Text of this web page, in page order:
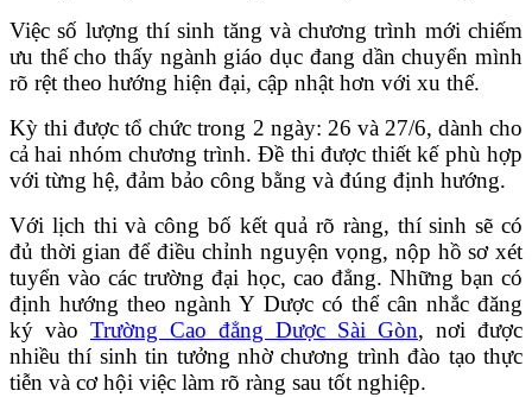
Việc số lượng thí sinh tăng và chương trình mới chiếm
ưu thế cho thấy ngành giáo dục đang dần chuyển mình
rõ rệt theo hướng hiện đại, cập nhật hơn với xu thế.
Kỳ thi được tổ chức trong 2 ngày: 26 và 27/6, dành cho
cả hai nhóm chương trình. Đề thi được thiết kế phù hợp
với từng hệ, đảm bảo công bằng và đúng định hướng.
Với lịch thi và công bố kết quả rõ ràng, thí sinh sẽ có
đủ thời gian để điều chỉnh nguyện vọng, nộp hồ sơ xét
tuyển vào các trường đại học, cao đẳng. Những bạn có
định hướng theo ngành Y Dược có thể cân nhắc đăng
ký vào Trường Cao đẳng Dược Sài Gòn, nơi được
nhiều thí sinh tin tưởng nhờ chương trình đào tạo thực
tiễn và cơ hội việc làm rõ ràng sau tốt nghiệp.